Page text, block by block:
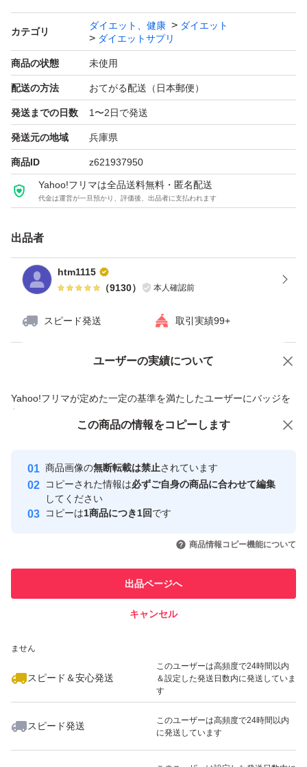
カテゴリ
ダイエット、健康
ダイエット
ダイエットサプリ
商品の状態 未使用
配送の方法 おてがる配送（日本郵便）
発送までの日数 1〜2日で発送
発送元の地域 兵庫県
商品ID z621937950
Yahoo!フリマは全品送料無料・匿名配送
代金は運営が一旦預かり、評価後、出品者に支払われます
出品者
htm1115
（9130） 本人確認前
スピード発送 取引実績99+
ユーザーの実績について
Yahoo!フリマが定めた一定の基準を満たしたユーザーにバッジを
付与しています
安心取引出品者
心・安全なユーザーです
取引実績
引を完了させた実績があります
での取引実績があります
ません
スピード＆安心発送
このユーザーは高頻度で24時間以内
＆設定した発送日数内に発送していま
す
スピード発送
このユーザーは高頻度で24時間以内
に発送しています
価格の相談 商品への質問
この商品の情報をコピーします
商品画像の無断転載は禁止されています
コピーされた情報は必ずご自身の商品に合わせて編集
してください
コピーは1商品につき1回です
商品情報コピー機能について
出品ページへ
キャンセル
この商品をみている人にオススメ
いいね！
1,050